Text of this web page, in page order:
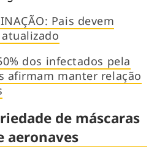
Pais devem
dos infectados pela
afirmam manter relação
de máscaras
aeronaves